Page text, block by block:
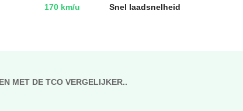
170 km/u Snel laadsnelheid
MET DE TCO VERGELIJKER..